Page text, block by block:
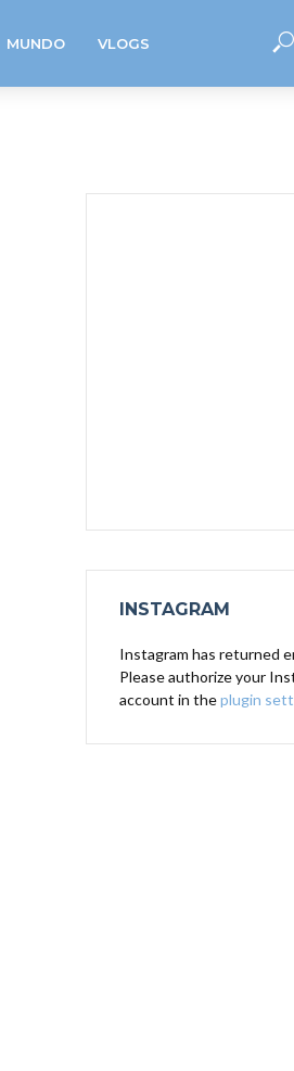
MUNDO VLOGS
INSTAGRAM
Instagram has returned
Please authorize your
account in theplugin